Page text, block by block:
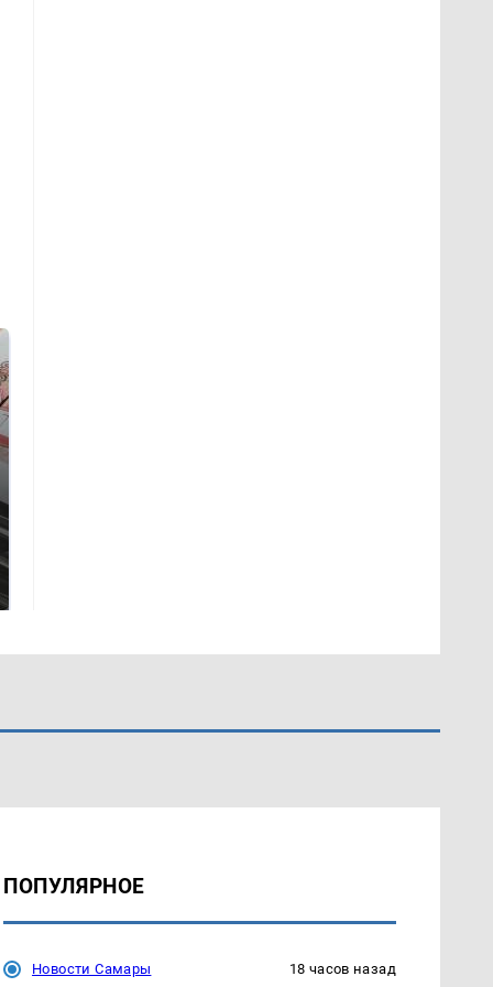
ПОПУЛЯРНОЕ
Новости Самары 18 часов назад